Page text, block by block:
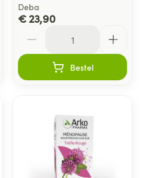
Deba
€ 23,90
Bestel